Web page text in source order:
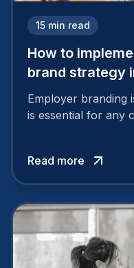
15 min read
How to
brand strategy
Employer branding
is essential for any
solid and positive
cannot simply
Read more